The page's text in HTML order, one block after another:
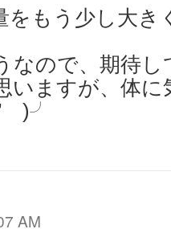
をもう少し大き
なので、期待し
いますが、体
)╯
AM